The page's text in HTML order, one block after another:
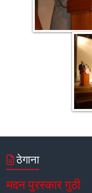
ठेगाना
मदन पुरस्कार गुठी